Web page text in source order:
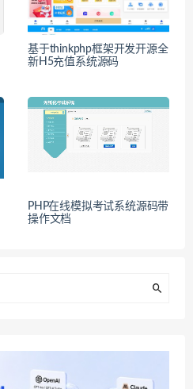
基于thinkphp框架开发开源全
新H5充值系统源码
PHP在线模拟考试系统源码带
操作文档